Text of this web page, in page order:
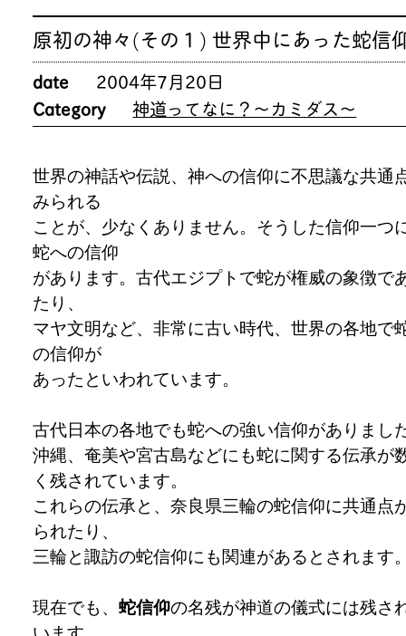
原初の神々(その１) 世界中にあった蛇信
date
2004年7月20日
Category
神道ってなに？～カミダス～
世界の神話や伝説、神への信仰に不思議な共通
みられる
ことが、少なくありません。そうした信仰一つ
蛇への信仰
があります。古代エジプトで蛇が権威の象徴で
たり、
マヤ文明など、非常に古い時代、世界の各地で
の信仰が
あったといわれています。
古代日本の各地でも蛇への強い信仰がありまし
沖縄、奄美や宮古島などにも蛇に関する伝承が
く残されています。
これらの伝承と、奈良県三輪の蛇信仰に共通点
られたり、
三輪と諏訪の蛇信仰にも関連があるとされます
現在でも、蛇信仰の名残が神道の儀式には残さ